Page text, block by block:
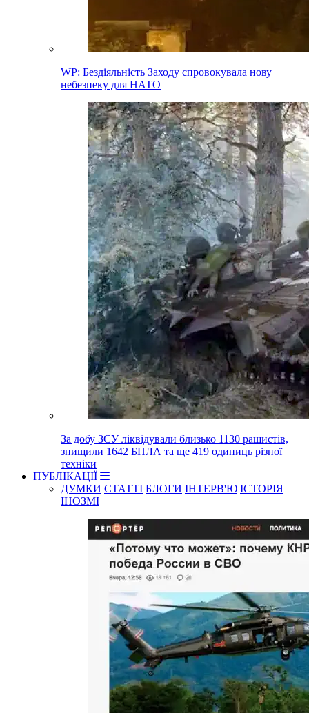
WP: Бездіяльність Заходу спровокувала нову
небезпеку для НАТО
За добу ЗСУ ліквідували близько 1130 рашистів,
знищили 1642 БПЛА та ще 419 одиниць різної
техніки
ПУБЛІКАЦІЇ
ДУМКИ СТАТТІ БЛОГИ ІНТЕРВ'Ю ІСТОРІЯ
ІНОЗМІ